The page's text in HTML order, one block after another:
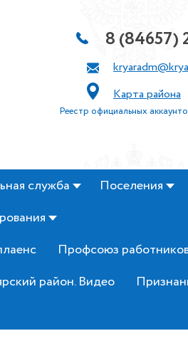
8 (84657)
Карта района
Реестр официальных
служба
Поселения
Профсоюз
район. Видео